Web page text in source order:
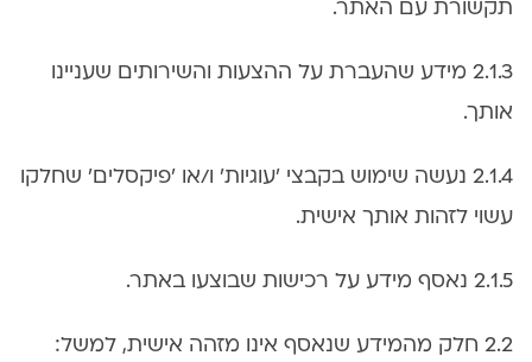
תקשורת עם האתר.
2.1.3 מידע שהעברת על ההצעות והשירותים שעניינו
אותך.
2.1.4 נעשה שימוש בקבצי 'עוגיות' ו/או 'פיקסלים' שחלקו
עשוי לזהות אותך אישית.
2.1.5 נאסף מידע על רכישות שבוצעו באתר.
2.2 חלק מהמידע שנאסף אינו מזהה אישית, למשל: